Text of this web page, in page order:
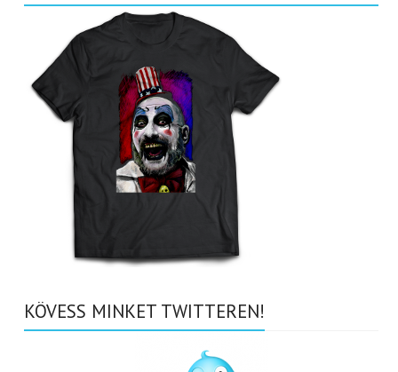
KÖVESS MINKET TWITTEREN!